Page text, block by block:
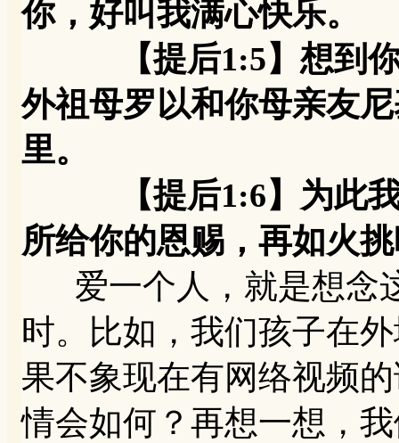
你，好叫我满心快乐。
【提后1:5】想到你
外祖母罗以和你母亲友
里。
【提后1:6】为此我
所给你的恩赐，再如火
爱一个人，就是想念
时。比如，我们孩子在
果不象现在有网络视频
情会如何？再想一想，